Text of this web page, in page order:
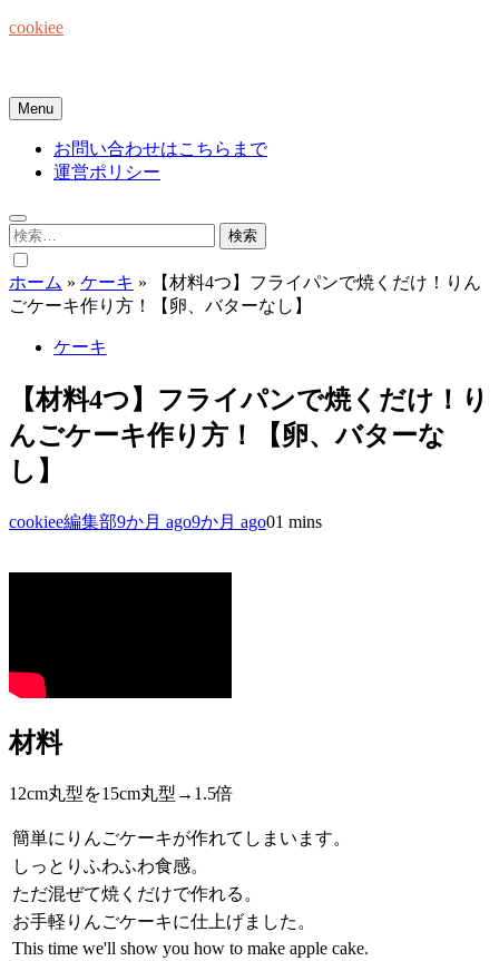
Skip
cookiee
Menu
お問い合わせはこちらまで
運営ポリシー
検
索:
ホーム » ケーキ »
【材料4つ】フライパンで焼くだけ！りん
ごケーキ作り方！【卵、バターなし】
ケーキ
【材料4つ】フライパンで焼くだけ！り
んごケーキ作り方！【卵、バターな
し】
cookiee編集部9か月 ago9か月 ago01 mins
材料
12cm丸型を15cm丸型→1.5倍
簡単にりんごケーキが作れてしまいます。
しっとりふわふわ食感。
ただ混ぜて焼くだけで作れる。
お手軽りんごケーキに仕上げました。
This time we'll show you how to make apple cake.